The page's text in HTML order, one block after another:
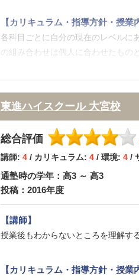
【カリキュラム・指導方針・授業
各科目ごとに自分の現在のレベルに
の組み合わせは個人に合わせたもの
授業を受けるスペースは各机ごとに
【サポート体制】
各大学についての情報が豊富にあ
なりの頻度で行ってくださるため、
【料金】
一般的な予備校に比べると、料金は
東進ハイスクール 大宮校
総合評価
講師: 4 / カリキュラム: 4 / 環境: 4 /
通塾時の学年：高3 ～ 高3
投稿：2016年度
【講師】
授業後もわからないところを理解す
【カリキュラム・指導方針・授業